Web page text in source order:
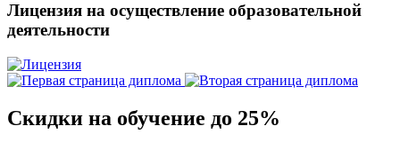
Лицензия на осуществление образовательной
деятельности
Скидки на обучение до 25%